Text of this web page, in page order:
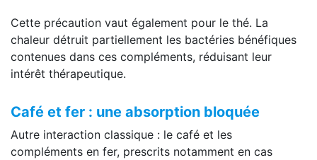
Cette précaution vaut également pour le thé. La
chaleur détruit partiellement les bactéries bénéfiques
contenues dans ces compléments, réduisant leur
intérêt thérapeutique.
Café et fer : une absorption bloquée
Autre interaction classique : le café et les
compléments en fer, prescrits notamment en cas